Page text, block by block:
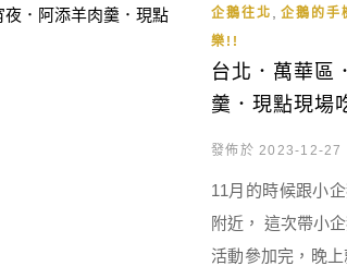
企鵝往北 企鵝的手
樂!!
台北．萬華區
羹．現點現場
發佈於 2023-12-27
11月的時候跟小
附近， 這次帶小
活動參加完，晚